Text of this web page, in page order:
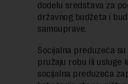
dodelu sredstava za
državnog budžeta i
samouprave.
Socijalna preduzeća
pružaju robu ili usluge
socijalna preduzeća